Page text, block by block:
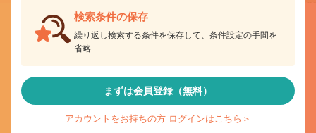
検索条件の保存
繰り返し検索する条件を保存して、条件設定の手間を
省略
まずは会員登録（無料）
アカウントをお持ちの方 ログインはこちら＞